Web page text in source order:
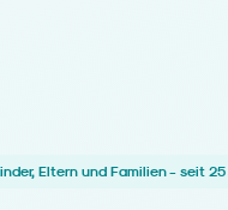
Eltern und Familien - seit 25